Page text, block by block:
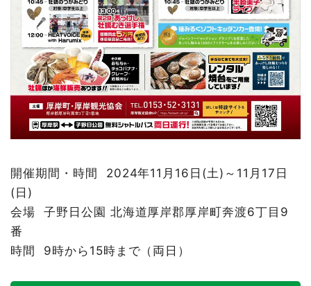
開催期間・時間 2024年11月16日(土)～11月17日
(日)
会場 子野日公園 北海道厚岸郡厚岸町奔渡6丁目9
番
時間 9時から15時まで（両日）